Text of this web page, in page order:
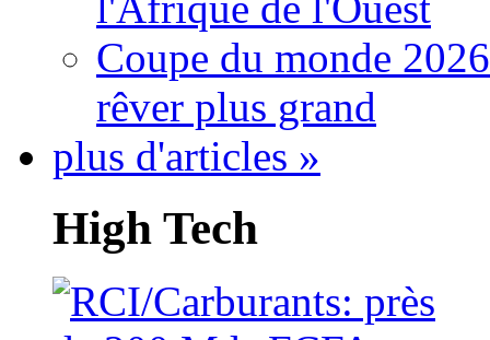
Coupe du monde
rêver plus grand
plus d'articles »
High Tech